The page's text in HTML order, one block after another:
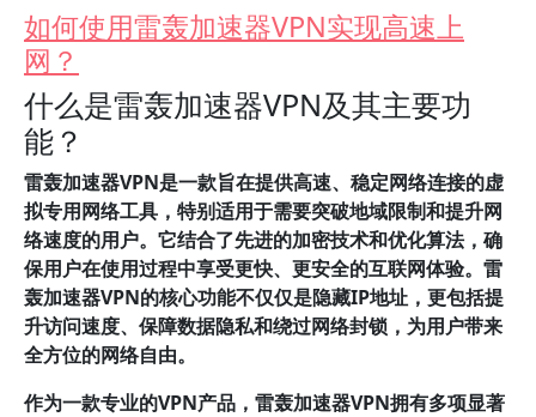
如何使用雷轰加速器VPN实现高速上
网？
什么是雷轰加速器VPN及其主要功
能？
雷轰加速器VPN是一款旨在提供高速、稳定网络连接的虚
拟专用网络工具，特别适用于需要突破地域限制和提升网
络速度的用户。 它结合了先进的加密技术和优化算法，确
保用户在使用过程中享受更快、更安全的互联网体验。雷
轰加速器VPN的核心功能不仅仅是隐藏IP地址，更包括提
升访问速度、保障数据隐私和绕过网络封锁，为用户带来
全方位的网络自由。
作为一款专业的VPN产品，雷轰加速器VPN拥有多项显著